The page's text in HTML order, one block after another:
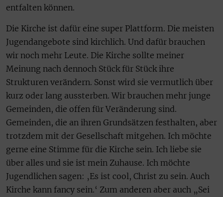
entfalten können.
Die Kirche ist dafür eine super Plattform. Die meisten
Jugendangebote sind kirchlich. Und dafür brauchen
wir noch mehr Leute. Die Kirche sollte meiner
Meinung nach dennoch Stück für Stück ihre
Strukturen verändern. Sonst wird sie vermutlich über
kurz oder lang aussterben. Wir brauchen mehr junge
Gemeinden, die offen für Veränderung sind.
Gemeinden, die an ihren Grundsätzen festhalten, aber
trotzdem mit der Gesellschaft mitgehen. Ich möchte
gerne eine Stimme für die Kirche sein. Ich liebe sie
über alles und sie ist mein Zuhause. Ich möchte
Jugendlichen sagen: ‚Es ist cool, Christ zu sein. Auch
Kirche kann fancy sein.‘ Zum anderen aber auch „Sei